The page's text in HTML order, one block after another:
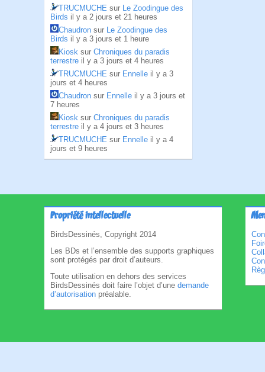
TRUCMUCHE sur Le Zoodingue des
Birds il y a 2 jours et 21 heures
Chaudron sur Le Zoodingue des
Birds il y a 3 jours et 1 heure
Kiosk sur Chroniques du paradis
terrestre il y a 3 jours et 4 heures
TRUCMUCHE sur Ennelle il y a 3
jours et 4 heures
Chaudron sur Ennelle il y a 3 jours et
7 heures
Kiosk sur Chroniques du paradis
terrestre il y a 4 jours et 3 heures
TRUCMUCHE sur Ennelle il y a 4
jours et 9 heures
Propriété intellectuelle
BirdsDessinés, Copyright 2014
Les BDs et l’ensemble des supports graphiques
sont protégés par droit d’auteurs.
Toute utilisation en dehors des services
BirdsDessinés doit faire l’objet d’une demande
d’autorisation préalable.